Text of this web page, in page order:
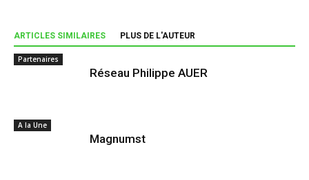
ARTICLES SIMILAIRES PLUS DE L'AUTEUR
Partenaires
Réseau Philippe AUER
A la Une
Magnumst